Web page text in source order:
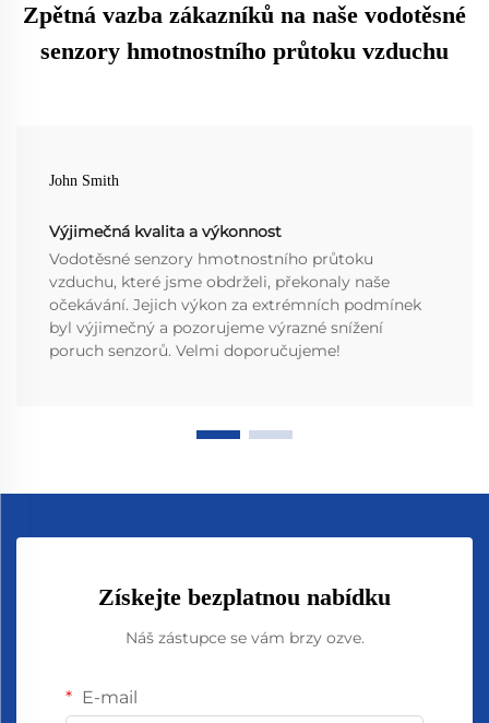
Zpětná vazba zákazníků na naše vodotěsné
senzory hmotnostního průtoku vzduchu
John Smith
Výjimečná kvalita a výkonnost
Vodotěsné senzory hmotnostního průtoku
vzduchu, které jsme obdrželi, překonaly naše
očekávání. Jejich výkon za extrémních podmínek
byl výjimečný a pozorujeme výrazné snížení
poruch senzorů. Velmi doporučujeme!
Získejte bezplatnou nabídku
Náš zástupce se vám brzy ozve.
E-mail